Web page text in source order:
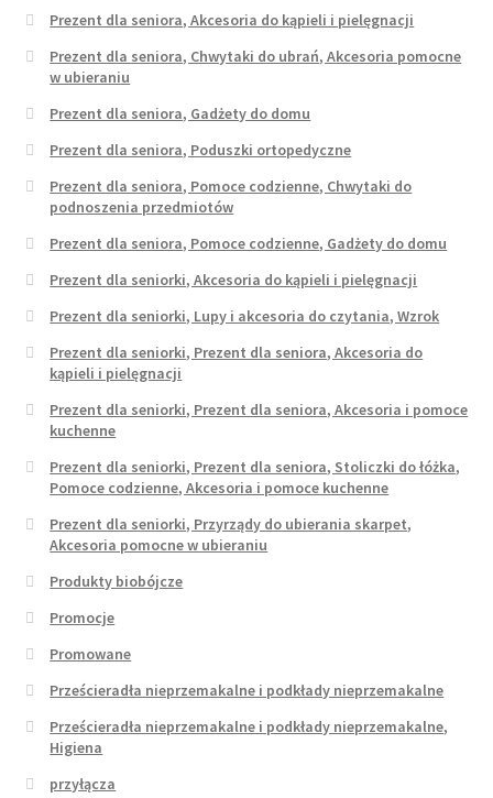
Prezent dla seniora, Akcesoria do kąpieli i pielęgnacji
Prezent dla seniora, Chwytaki do ubrań, Akcesoria pomocne
w ubieraniu
Prezent dla seniora, Gadżety do domu
Prezent dla seniora, Poduszki ortopedyczne
Prezent dla seniora, Pomoce codzienne, Chwytaki do
podnoszenia przedmiotów
Prezent dla seniora, Pomoce codzienne, Gadżety do domu
Prezent dla seniorki, Akcesoria do kąpieli i pielęgnacji
Prezent dla seniorki, Lupy i akcesoria do czytania, Wzrok
Prezent dla seniorki, Prezent dla seniora, Akcesoria do
kąpieli i pielęgnacji
Prezent dla seniorki, Prezent dla seniora, Akcesoria i pomoce
kuchenne
Prezent dla seniorki, Prezent dla seniora, Stoliczki do łóżka,
Pomoce codzienne, Akcesoria i pomoce kuchenne
Prezent dla seniorki, Przyrządy do ubierania skarpet,
Akcesoria pomocne w ubieraniu
Produkty biobójcze
Promocje
Promowane
Prześcieradła nieprzemakalne i podkłady nieprzemakalne
Prześcieradła nieprzemakalne i podkłady nieprzemakalne,
Higiena
przyłącza